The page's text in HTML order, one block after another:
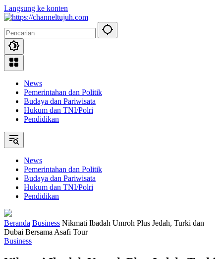
Langsung ke konten
News
Pemerintahan dan Politik
Budaya dan Pariwisata
Hukum dan TNI/Polri
Pendidikan
News
Pemerintahan dan Politik
Budaya dan Pariwisata
Hukum dan TNI/Polri
Pendidikan
Beranda Business Nikmati Ibadah Umroh Plus Jedah, Turki dan
Dubai Bersama Asafi Tour
Business